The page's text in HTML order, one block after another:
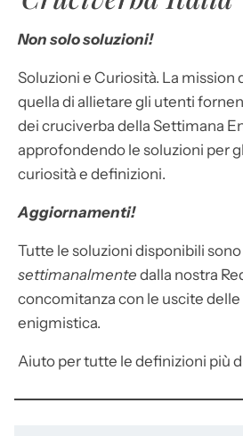
Non solo soluzioni!
Soluzioni e Curiosità. La mission
quella di allietare gli utenti
dei cruciverba della Settimana
approfondendo le soluzioni per
curiosità e definizioni.
Aggiornamenti!
Tutte le soluzioni disponibili sono
settimanalmente dalla nostra
concomitanza con le uscite
enigmistica.
Aiuto per tutte le definizioni più